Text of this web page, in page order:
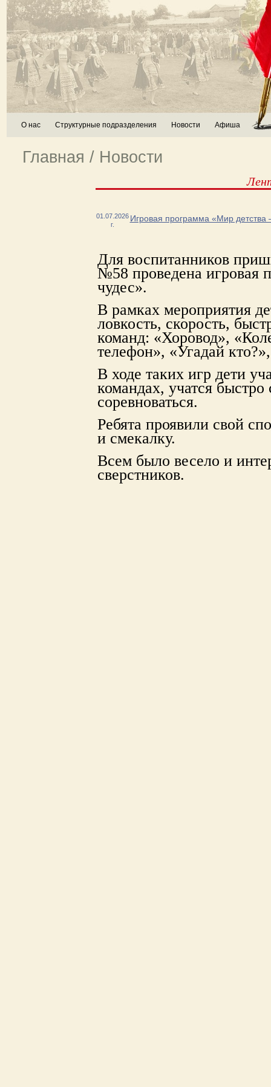
О нас Структурные подразделения Новости Афиша
Главная / Новости
01.07.2026
г.
Игровая программа «Мир
Для воспитанников
№58 проведена игровая
чудес».
В рамках мероприятия
ловкость, скорость,
команд: «Хоровод»,
телефон», «Угадай
В ходе таких игр дети
командах, учатся быстро
соревноваться.
Ребята проявили свой
и смекалку.
Всем было весело и
сверстников.